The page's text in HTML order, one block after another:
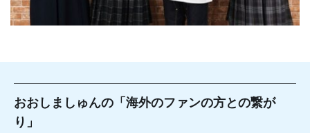
おおしましゅんの「海外のファンの方との繋が
り」